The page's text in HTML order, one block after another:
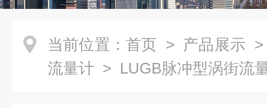
当前位置： 首页 > 产品展示
流量计 > LUGB脉冲型涡街流